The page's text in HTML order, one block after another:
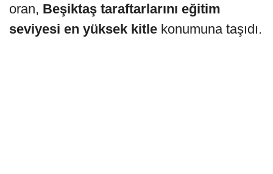
oran, Beşiktaş taraftarlarını eğitim
seviyesi en yüksek kitle konumuna taşıdı.